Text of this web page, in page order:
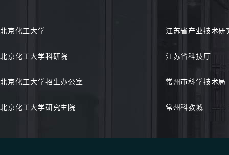
北京化工大学 江苏省产业技术研
北京化工大学科研院 江苏省科技厅
北京化工大学招生办公室 常州市科学技术局
北京化工大学研究生院 常州科教城